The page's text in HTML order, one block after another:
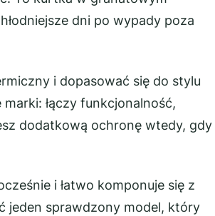
dni po wypady poza
i dopasować się do stylu
łączy funkcjonalność,
dodatkową ochronę wtedy, gdy
i łatwo komponuje się z
jeden sprawdzony model, który